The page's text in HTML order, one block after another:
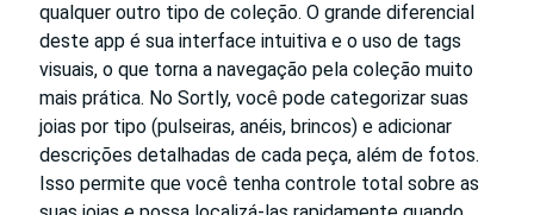
qualquer outro tipo de coleção. O grande diferencial
deste app é sua interface intuitiva e o uso de tags
visuais, o que torna a navegação pela coleção muito
mais prática. No Sortly, você pode categorizar suas
joias por tipo (pulseiras, anéis, brincos) e adicionar
descrições detalhadas de cada peça, além de fotos.
Isso permite que você tenha controle total sobre as